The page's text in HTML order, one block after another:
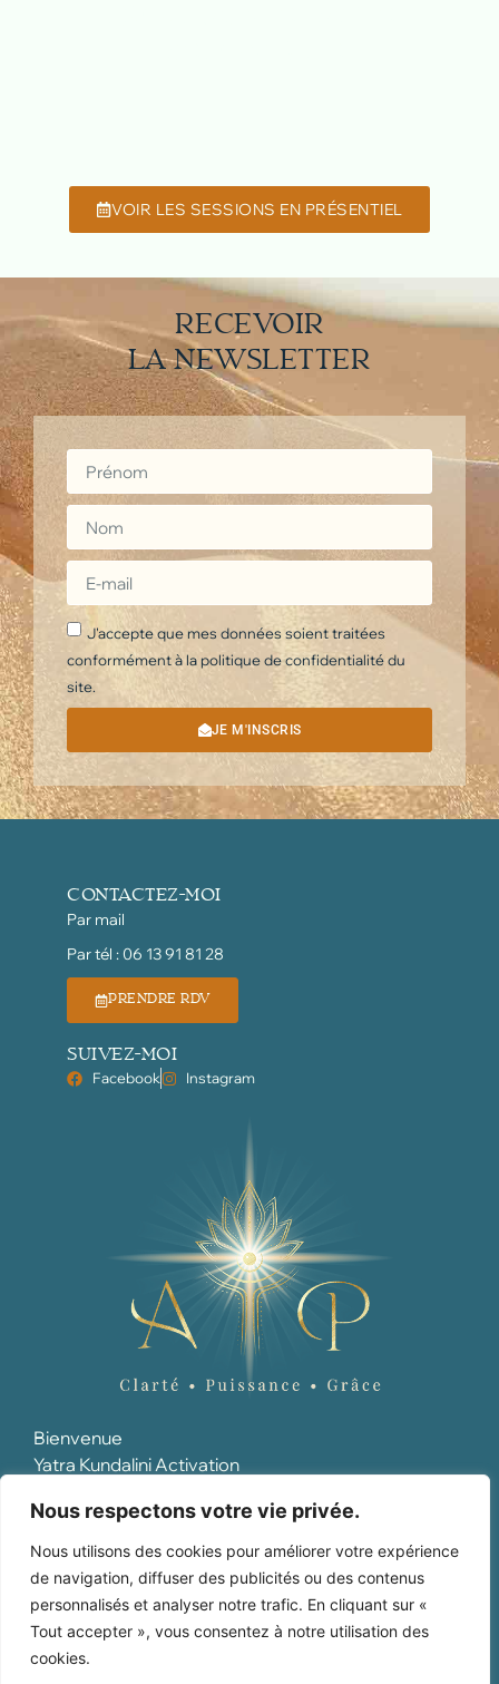
Nous respectons votre vie privée.
Nous utilisons des cookies pour améliorer votre expérience
de navigation, diffuser des publicités ou des contenus
personnalisés et analyser notre trafic. En cliquant sur «
Tout accepter », vous consentez à notre utilisation des
cookies.
VOIR LES SESSIONS EN PRÉSENTIEL
RECEVOIR
LA NEWSLETTER
J'accepte que mes données soient traitées
conformément à la politique de confidentialité du
site.
JE M'INSCRIS
Bienvenue
Yatra Kundalini Activation
Maïeusthésie
Qui suis-je ?
Blog
Mes réservations
POLITIQUE DE CONFIDENTIALITÉ
CGV
CONTACTEZ-MOI
Par mail
Par tél : 06 13 91 81 28
PRENDRE RDV
SUIVEZ-MOI
Facebook Instagram